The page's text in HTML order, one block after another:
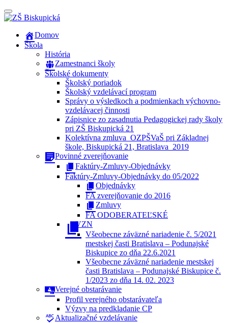
Prepínateľná
navigácia
Prejsť
Domov
Škola
História
Zamestnanci školy
Školské dokumenty
Školský poriadok
Školský vzdelávací program
Správy o výsledkoch a podmienkach výchovno-
vzdelávacej činnosti
Zápisnice zo zasadnutia Pedagogickej rady školy
pri ZŠ Biskupická 21
Kolektívna zmluva_OZPŠVaŠ pri Základnej
škole, Biskupická 21, Bratislava_2019
Povinné zverejňovanie
Faktúry-Zmluvy-Objednávky
Faktúry-Zmluvy-Objednávky do 05/2022
Objednávky
FA zverejňovanie do 2016
Zmluvy
FA ODOBERATEĽSKÉ
VZN
Všeobecne záväzné nariadenie č. 5/2021
mestskej časti Bratislava – Podunajské
Biskupice zo dňa 22.6.2021
Všeobecne záväzné nariadenie mestskej
časti Bratislava – Podunajské Biskupice č.
1/2023 zo dňa 14. 02. 2023
Verejné obstarávanie
Profil verejného obstarávateľa
Výzvy na predkladanie CP
Aktualizačné vzdelávanie